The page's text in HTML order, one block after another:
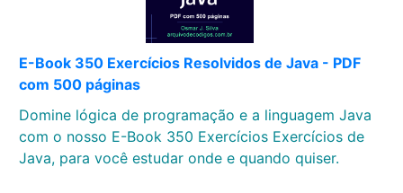
E-Book 350 Exercícios Resolvidos de Java - PDF
com 500 páginas
Domine lógica de programação e a linguagem Java
com o nosso E-Book 350 Exercícios Exercícios de
Java, para você estudar onde e quando quiser.